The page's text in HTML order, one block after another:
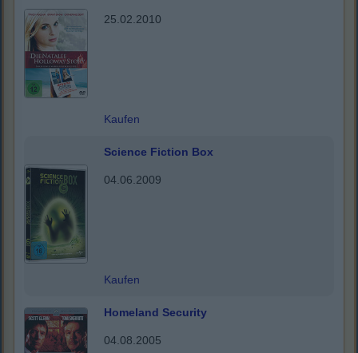
25.02.2010
Kaufen
Science Fiction Box
04.06.2009
Kaufen
Homeland Security
04.08.2005